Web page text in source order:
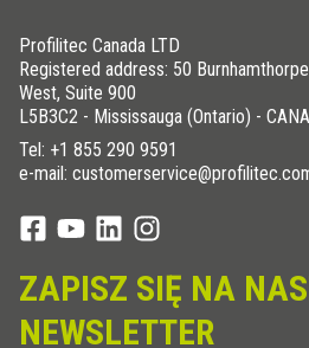
Profilitec Canada LTD
Registered address: 50
West, Suite 900
L5B3C2 - Mississauga (Ontario) -
Tel: +1 855 290 9591
e-mail:
ZAPISZ SIĘ NA
NEWSLETTER